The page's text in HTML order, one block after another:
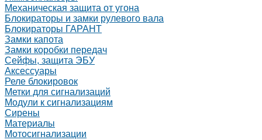
Механическая защита от угона
Блокираторы и замки рулевого вала
Блокираторы ГАРАНТ
Замки капота
Замки коробки передач
Сейфы, защита ЭБУ
Аксессуары
Реле блокировок
Метки для сигнализаций
Модули к сигнализациям
Сирены
Материалы
Мотосигнализации